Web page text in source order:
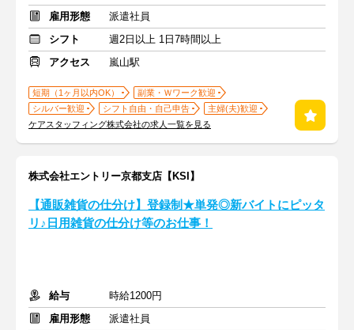
雇用形態
派遣社員
シフト
週2日以上 1日7時間以上
アクセス
嵐山駅
短期（1ヶ月以内OK）
副業・Ｗワーク歓迎
シルバー歓迎
シフト自由・自己申告
主婦(夫)歓迎
ケアスタッフィング株式会社の求人一覧を見る
株式会社エントリー京都支店【KSI】
【通販雑貨の仕分け】登録制★単発◎新バイトにピッタ
リ♪日用雑貨の仕分け等のお仕事！
給与
時給1200円
雇用形態
派遣社員